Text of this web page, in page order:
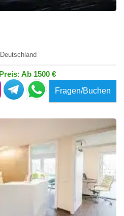
Preis: Ab 1500 €
Fragen/Buchen